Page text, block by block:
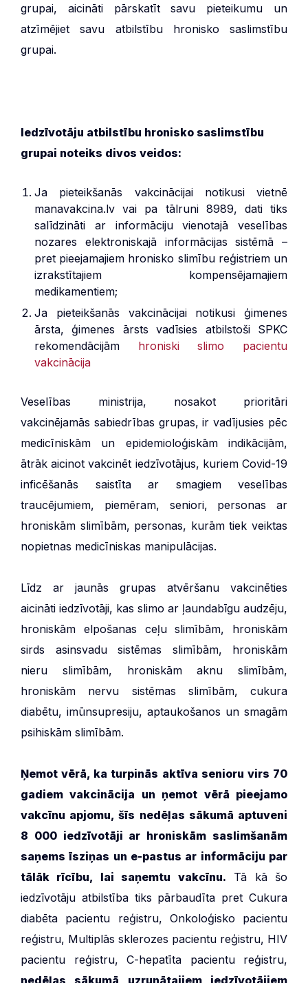
grupai, aicināti pārskatīt savu pieteikumu un
atzīmējiet savu atbilstību hronisko saslimstību
grupai.
Iedzīvotāju atbilstību hronisko saslimstību
grupai noteiks divos veidos:
Ja pieteikšanās vakcinācijai notikusi vietnē
manavakcina.lv vai pa tālruni 8989, dati tiks
salīdzināti ar informāciju vienotajā veselības
nozares elektroniskajā informācijas sistēmā –
pret pieejamajiem hronisko slimību reģistriem un
izrakstītajiem kompensējamajiem
medikamentiem;
Ja pieteikšanās vakcinācijai notikusi ģimenes
ārsta, ģimenes ārsts vadīsies atbilstoši SPKC
rekomendācijām hroniski slimo pacientu
vakcinācija
Veselības ministrija, nosakot prioritāri
vakcinējamās sabiedrības grupas, ir vadījusies pēc
medicīniskām un epidemioloģiskām indikācijām,
ātrāk aicinot vakcinēt iedzīvotājus, kuriem Covid-19
inficēšanās saistīta ar smagiem veselības
traucējumiem, piemēram, seniori, personas ar
hroniskām slimībām, personas, kurām tiek veiktas
nopietnas medicīniskas manipulācijas.
Līdz ar jaunās grupas atvēršanu vakcinēties
aicināti iedzīvotāji, kas slimo ar ļaundabīgu audzēju,
hroniskām elpošanas ceļu slimībām, hroniskām
sirds asinsvadu sistēmas slimībām, hroniskām
nieru slimībām, hroniskām aknu slimībām,
hroniskām nervu sistēmas slimībām, cukura
diabētu, imūnsupresiju, aptaukošanos un smagām
psihiskām slimībām.
Ņemot vērā, ka turpinās aktīva senioru virs 70
gadiem vakcinācija un ņemot vērā pieejamo
vakcīnu apjomu, šīs nedēļas sākumā aptuveni
8 000 iedzīvotāji ar hroniskām saslimšanām
saņems īsziņas un e-pastus ar informāciju par
tālāk rīcību, lai saņemtu vakcīnu. Tā kā šo
iedzīvotāju atbilstība tiks pārbaudīta pret Cukura
diabēta pacientu reģistru, Onkoloģisko pacientu
reģistru, Multiplās sklerozes pacientu reģistru, HIV
pacientu reģistru, C-hepatīta pacientu reģistru,
nedēļas sākumā
uzrunātajiem iedzīvotājiem